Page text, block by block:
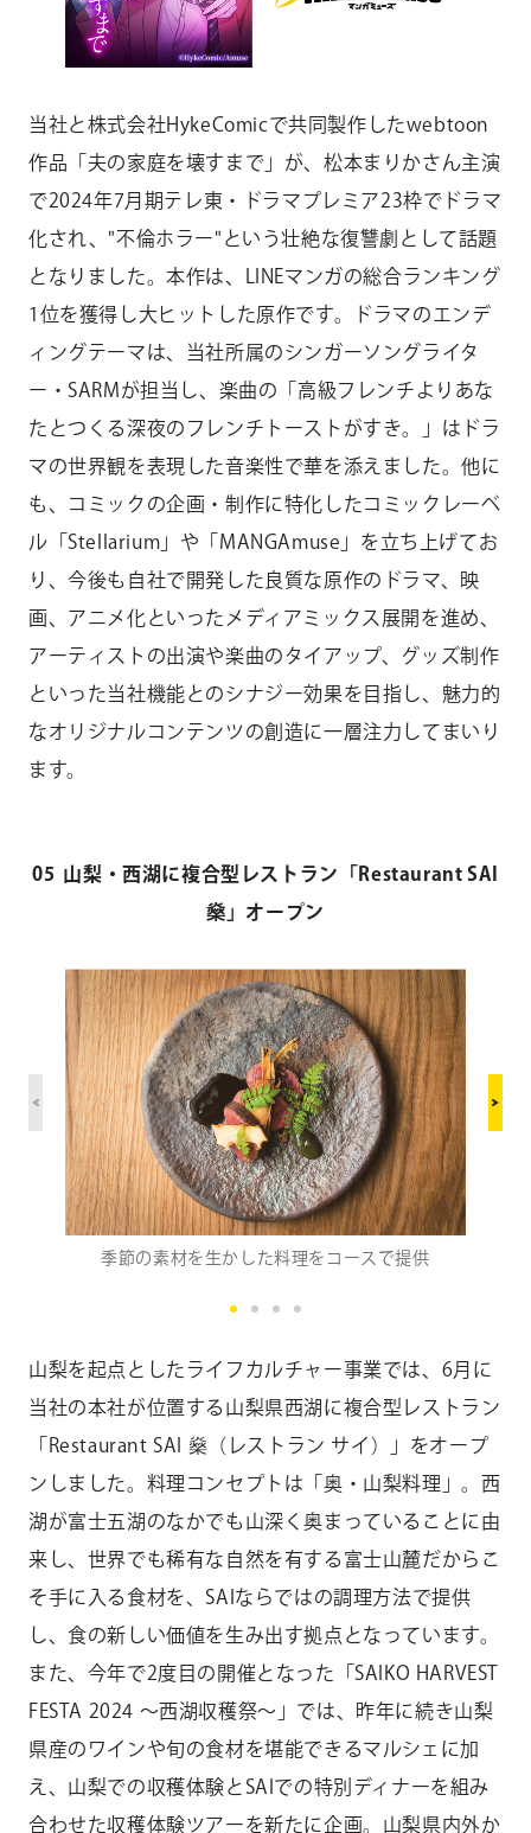
当社と株式会社HykeComicで共同製作したwebtoon
作品「夫の家庭を壊すまで」が、松本まりかさん主演
で2024年7月期テレ東・ドラマプレミア23枠でドラマ
化され、"不倫ホラー"という壮絶な復讐劇として話題
となりました。本作は、LINEマンガの総合ランキング
1位を獲得し大ヒットした原作です。ドラマのエンデ
ィングテーマは、当社所属のシンガーソングライタ
ー・SARMが担当し、楽曲の「高級フレンチよりあな
たとつくる深夜のフレンチトーストがすき。」はドラ
マの世界観を表現した音楽性で華を添えました。他に
も、コミックの企画・制作に特化したコミックレーベ
ル「Stellarium」や「MANGAmuse」を立ち上げてお
り、今後も自社で開発した良質な原作のドラマ、映
画、アニメ化といったメディアミックス展開を進め、
アーティストの出演や楽曲のタイアップ、グッズ制作
といった当社機能とのシナジー効果を目指し、魅力的
なオリジナルコンテンツの創造に一層注力してまいり
ます。
05 山梨・西湖に複合型レストラン「Restaurant SAI
燊」オープン
季節の素材を生かした料理をコースで提供
山梨を起点としたライフカルチャー事業では、6月に
当社の本社が位置する山梨県西湖に複合型レストラン
「Restaurant SAI 燊（レストラン サイ）」をオープ
ンしました。料理コンセプトは「奥・山梨料理」。西
湖が富士五湖のなかでも山深く奥まっていることに由
来し、世界でも稀有な自然を有する富士山麓だからこ
そ手に入る食材を、SAIならではの調理方法で提供
し、食の新しい価値を生み出す拠点となっています。
また、今年で2度目の開催となった「SAIKO HARVEST
FESTA 2024 〜西湖収穫祭〜」では、昨年に続き山梨
県産のワインや旬の食材を堪能できるマルシェに加
え、山梨での収穫体験とSAIでの特別ディナーを組み
合わせた収穫体験ツアーを新たに企画。山梨県内外か